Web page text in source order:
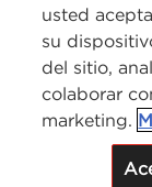
usted
su
del sitio,
colaborar
marketing.